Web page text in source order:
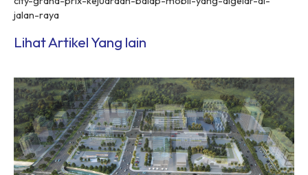
jalan-raya
Lihat Artikel Yang lain